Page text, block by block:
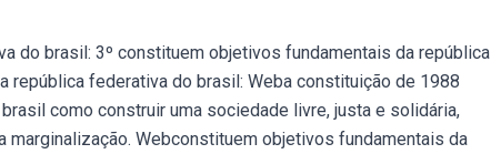
do brasil: 3º constituem objetivos fundamentais da república
federativa do brasil: Weba constituição de 1988
como construir uma sociedade livre, justa e solidária,
Webconstituem objetivos fundamentais da